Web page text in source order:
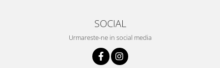
SOCIAL
Urmareste-ne in social media